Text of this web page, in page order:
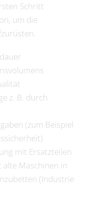
Schritt
um die
z. B. durch
(zum Beispiel
mit Ersatzteilen
alte Maschinen in
(Industrie